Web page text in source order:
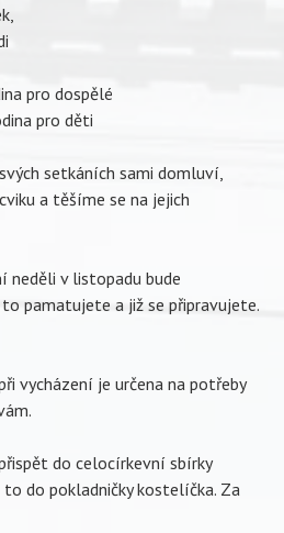
pro dospělé
pro děti
setkáních sami domluví,
a těšíme se na jejich
neděli v listopadu bude
pamatujete a již se připravujete.
vycházení je určena na potřeby
do celocírkevní sbírky
do pokladničky kostelíčka. Za